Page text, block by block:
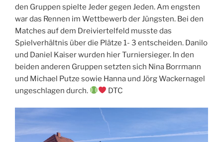
den Gruppen spielte Jeder gegen Jeden. Am engsten
war das Rennen im Wettbewerb der Jüngsten. Bei den
Matches auf dem Dreiviertelfeld musste das
Spielverhältnis über die Plätze 1- 3 entscheiden. Danilo
und Daniel Kaiser wurden hier Turniersieger. In den
beiden anderen Gruppen setzten sich Nina Borrmann
und Michael Putze sowie Hanna und Jörg Wackernagel
ungeschlagen durch.
DTC